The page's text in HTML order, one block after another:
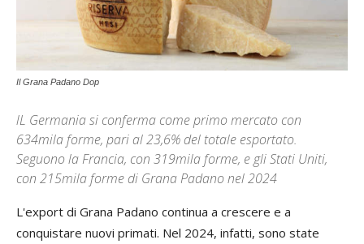
Il Grana Padano Dop
lL Germania si conferma come primo mercato con
634mila forme, pari al 23,6% del totale esportato.
Seguono la Francia, con 319mila forme, e gli Stati Uniti,
con 215mila forme di Grana Padano nel 2024
L'export di Grana Padano continua a crescere e a
conquistare nuovi primati. Nel 2024, infatti, sono state